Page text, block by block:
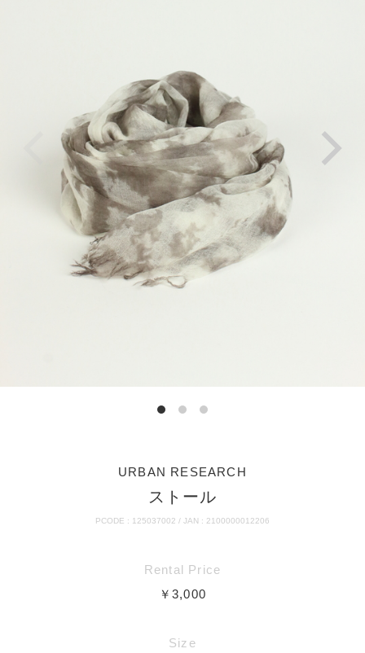
URBAN RESEARCH
ストール
PCODE : 125037002 / JAN : 2100000012206
Rental Price
￥3,000
Size